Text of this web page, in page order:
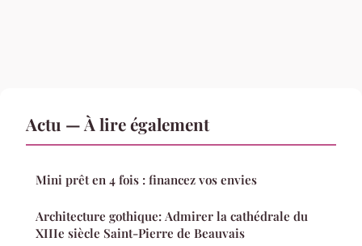
Actu — À lire également
Mini prêt en 4 fois : financez vos envies
Architecture gothique: Admirer la cathédrale du
XIIIe siècle Saint-Pierre de Beauvais